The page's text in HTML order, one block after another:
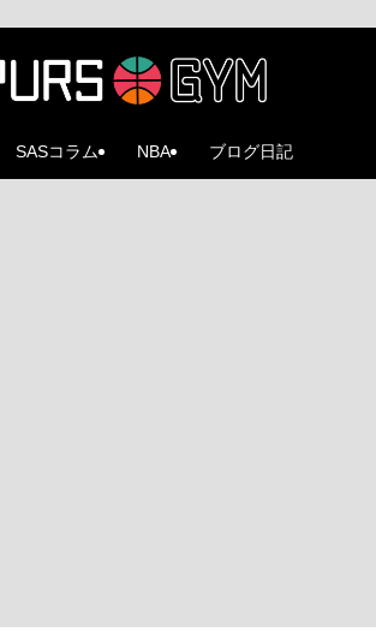
SASコラム NBA ブログ日記